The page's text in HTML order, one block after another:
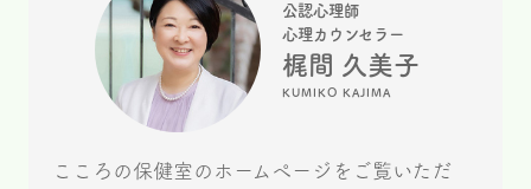
公認心理師
心理カウンセラー
梶間 久美子
KUMIKO KAJIMA
こころの保健室のホームページをご覧いただ